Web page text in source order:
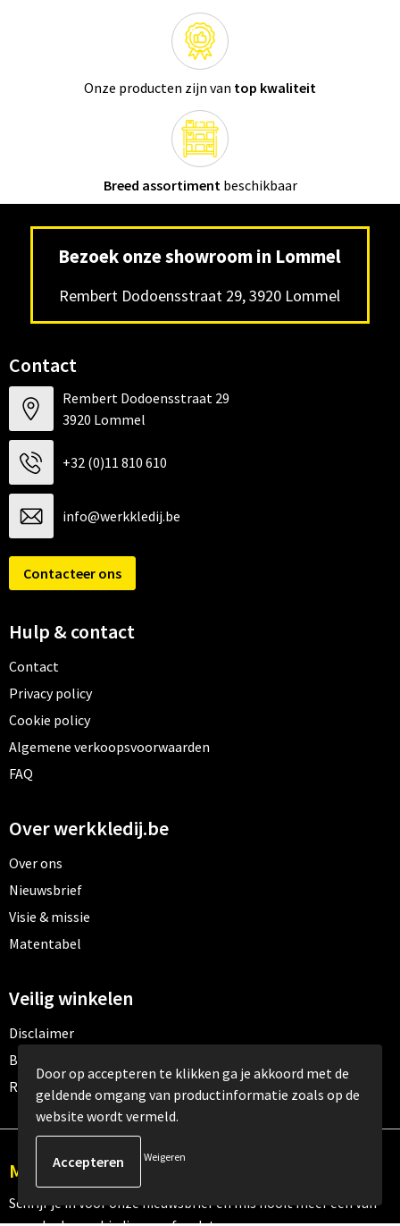
Onze producten zijn van top kwaliteit
Breed assortiment beschikbaar
Bezoek onze showroom in Lommel
Rembert Dodoensstraat 29, 3920 Lommel
Contact
Rembert Dodoensstraat 29
3920 Lommel
+32 (0)11 810 610
info@werkkledij.be
Contacteer ons
Hulp & contact
Contact
Privacy policy
Cookie policy
Algemene verkoopsvoorwaarden
FAQ
Over werkkledij.be
Over ons
Nieuwsbrief
Visie & missie
Matentabel
Veilig winkelen
Disclaimer
Betaalmethoden
Retourneren
Meld je aan voor onze nieuwsbrief
Schrijf je in voor onze nieuwsbrief en mis nooit meer één van
Door op accepteren te klikken ga je akkoord met de
geldende omgang van productinformatie zoals op de
website wordt vermeld.
Weigeren